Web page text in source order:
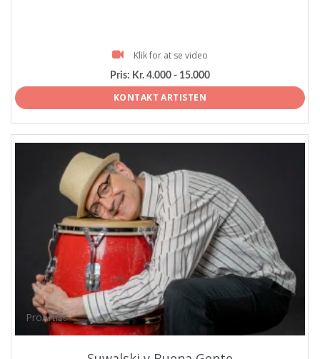
Klik for at se video
Pris: Kr. 4.000 - 15.000
KONTAKT ARTISTEN
ProArtist